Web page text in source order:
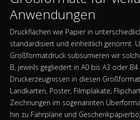
Anwendungen
Druckflächen wie Papier in
standardisiert und einheitlich genormt.
Großformatdruck subsumieren wir
B, jeweils gegliedert in A0 bis A3 oder
Druckerzeugnissen in diesen
Landkarten, Poster, Filmplakate,
Zeichnungen im sogenannten
hin zu Fahrpläne und